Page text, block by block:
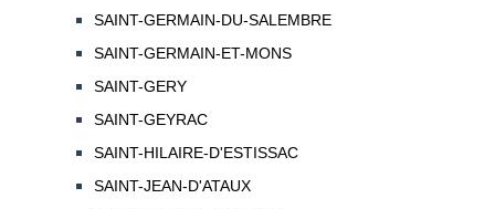
SAINT-GERMAIN-DU-SALEMBRE
SAINT-GERMAIN-ET-MONS
SAINT-GERY
SAINT-GEYRAC
SAINT-HILAIRE-D'ESTISSAC
SAINT-JEAN-D'ATAUX